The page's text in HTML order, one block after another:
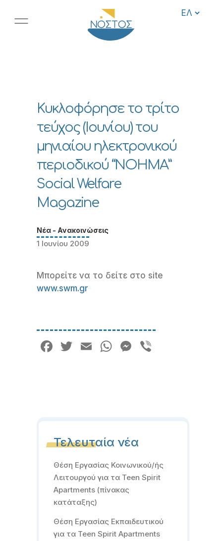
Κυκλοφόρησε το τρίτο
τεύχος (Ιουνίου) του
μηνιαίου ηλεκτρονικού
περιοδικού “ΝΟΗΜΑ”
Social Welfare
Magazine
Νέα - Ανακοινώσεις
1 Ιουνίου 2009
Μπορείτε να το δείτε στο site
www.swm.gr
Facebook
Twitter
EmailWhatsApp
Messenger
Τελευταία νέα
Θέση Εργασίας Κοινωνικού/ής
Λειτουργού για τα Teen Spirit
Apartments (πίνακας
κατάταξης)
Θέση Εργασίας Εκπαιδευτικού
για τα Teen Spirit Apartments